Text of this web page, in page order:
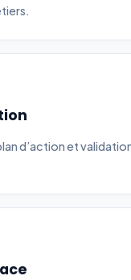
d’action et